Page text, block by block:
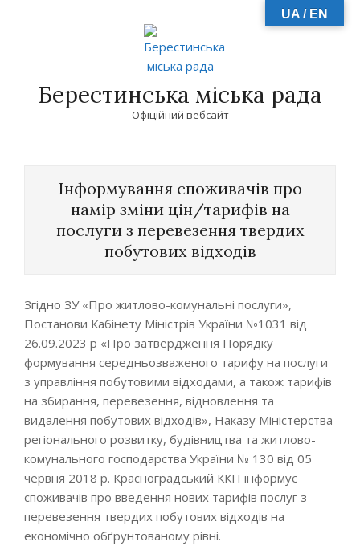
Берестинська міська рада
Офіційний вебсайт
Інформування споживачів про
намір зміни цін/тарифів на
послуги з перевезення твердих
побутових відходів
Згідно ЗУ «Про житлово-комунальні послуги»,
Постанови Кабінету Міністрів України №1031 від
26.09.2023 р «Про затвердження Порядку
формування середньозваженого тарифу на послуги
з управління побутовими відходами, а також тарифів
на збирання, перевезення, відновлення та
видалення побутових відходів», Наказу Міністерства
регіонального розвитку, будівництва та житлово-
комунального господарства України № 130 від 05
червня 2018 р. Красноградський ККП інформує
споживачів про введення нових тарифів послуг з
перевезення твердих побутових відходів на
економічно обґрунтованому рівні.
UA / EN